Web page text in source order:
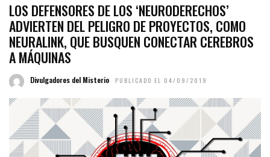
LOS DEFENSORES DE LOS ‘NEURODERECHOS’
ADVIERTEN DEL PELIGRO DE PROYECTOS, COMO
NEURALINK, QUE BUSQUEN CONECTAR CEREBROS
A MÁQUINAS
Divulgadores del Misterio PUBLICADO EL 04/09/2019